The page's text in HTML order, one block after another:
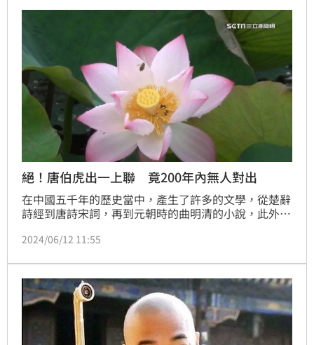
絕！唐伯虎出一上聯 竟200年內無人對出
在中國五千年的歷史當中，產生了許多的文學，從楚辭
詩經到唐詩宋詞，再到元朝時的曲明清的小說，此外，
虎所出的上聯「畫上荷花和尚畫」，這個上聯無論是正
對出下聯有相當高的難度。
2024/06/12 11:55